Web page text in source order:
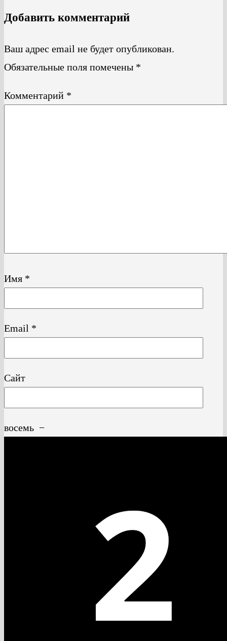
Добавить комментарий
Ваш адрес email не будет опубликован.
Обязательные поля помечены *
Комментарий *
Имя *
Email *
Сайт
восемь −